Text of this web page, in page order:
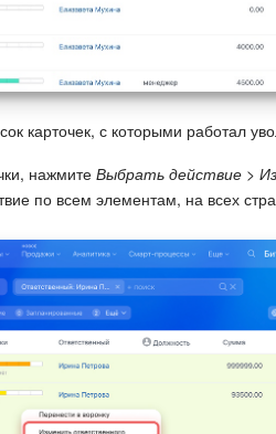
карточек, с которыми работал
нажмите Выбрать действие >
по всем элементам, на всех